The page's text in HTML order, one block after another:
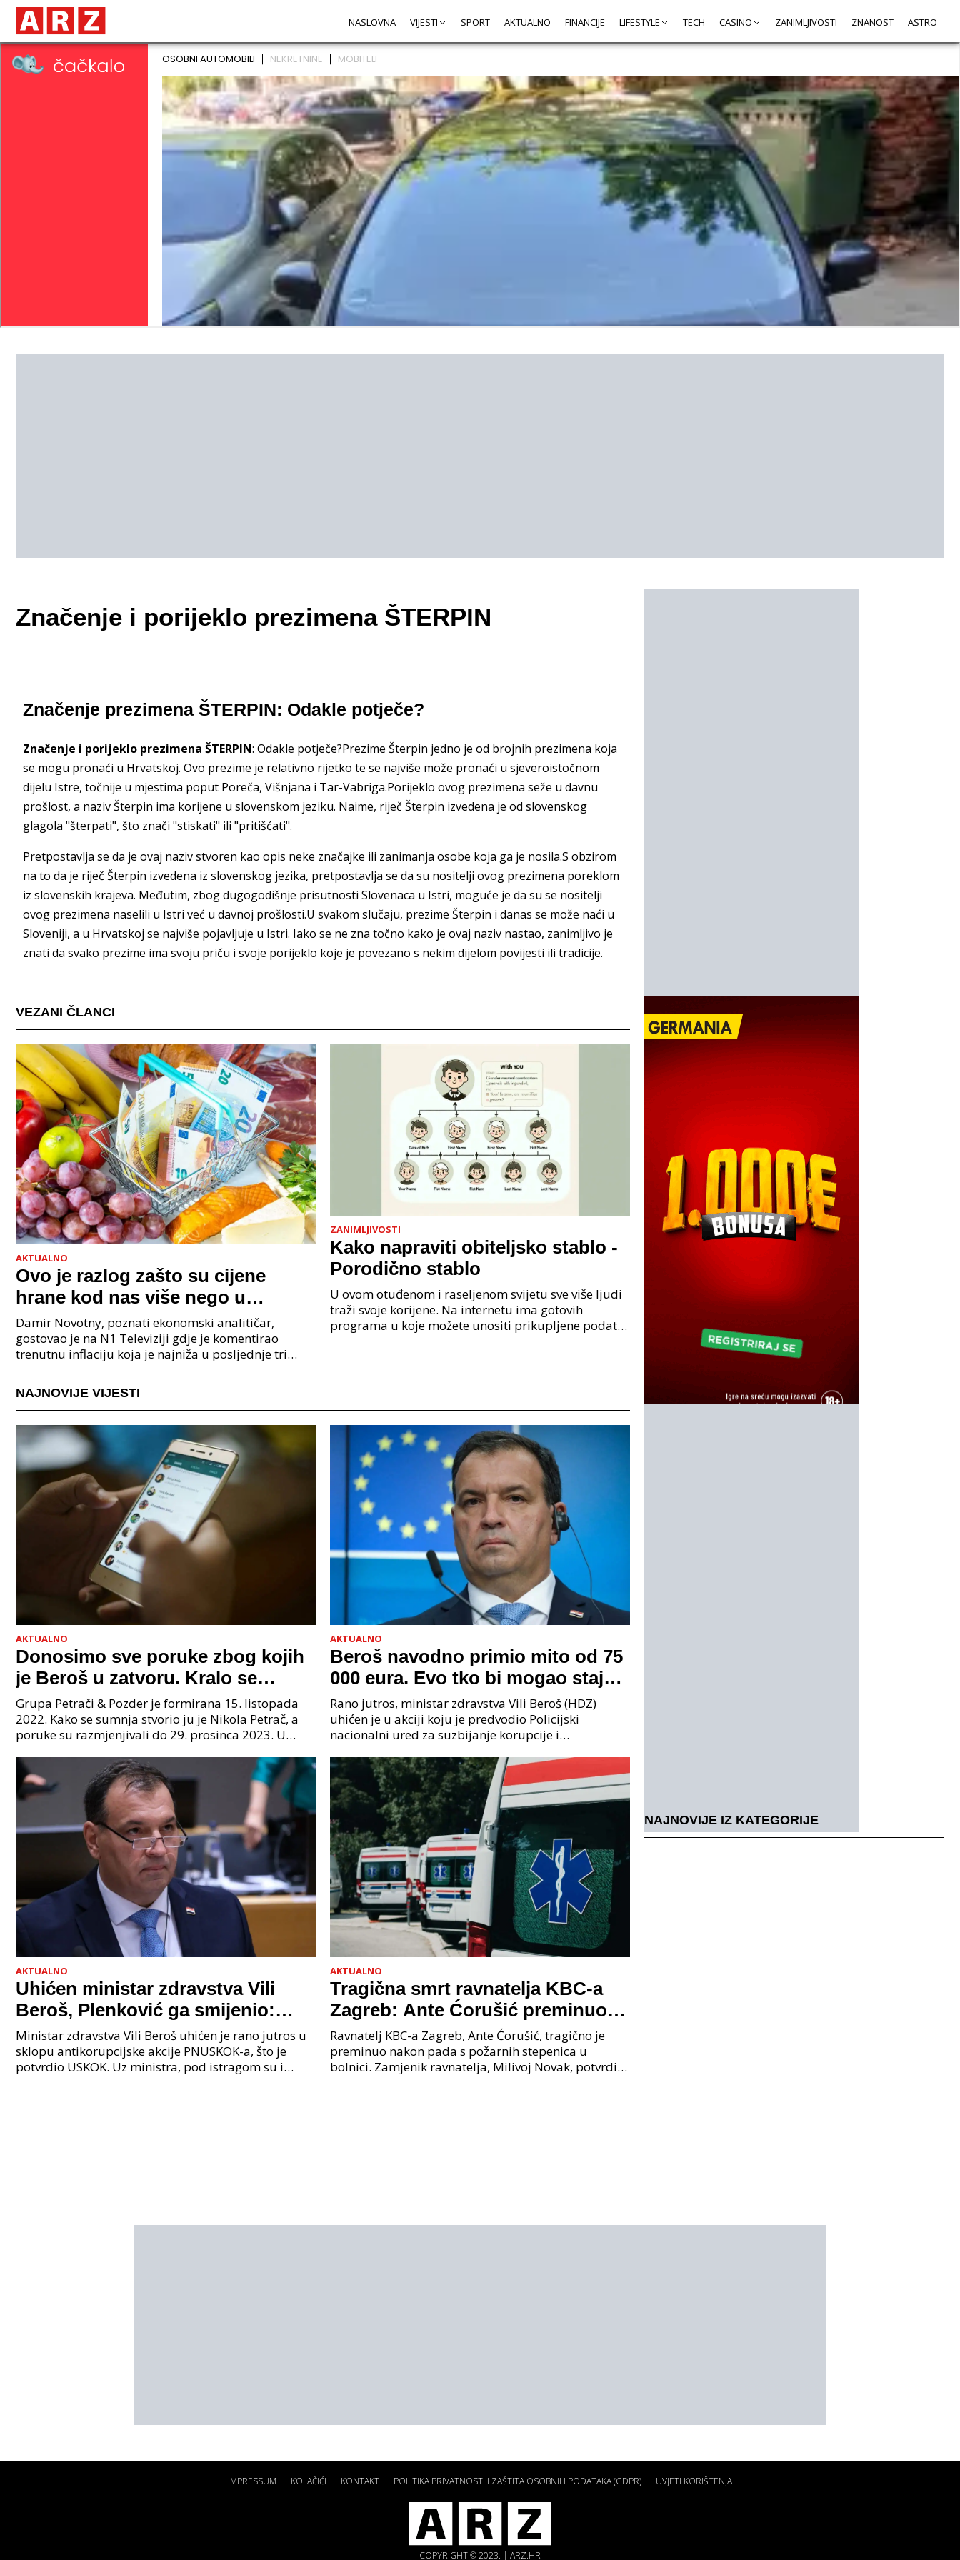
NASLOVNA VIJESTI SPORT AKTUALNO FINANCIJE LIFESTYLE TECH CASINO ZANIMLJIVOSTI ZNANOST ASTRO
Značenje i porijeklo prezimena ŠTERPIN
Značenje prezimena ŠTERPIN: Odakle potječe?
Značenje i porijeklo prezimena ŠTERPIN: Odakle potječe?Prezime Šterpin jedno je od brojnih prezimena koja
se mogu pronaći u Hrvatskoj. Ovo prezime je relativno rijetko te se najviše može pronaći u sjeveroistočnom
dijelu Istre, točnije u mjestima poput Poreča, Višnjana i Tar-Vabriga.Porijeklo ovog prezimena seže u davnu
prošlost, a naziv Šterpin ima korijene u slovenskom jeziku. Naime, riječ Šterpin izvedena je od slovenskog
glagola "šterpati", što znači "stiskati" ili "pritišćati".
Pretpostavlja se da je ovaj naziv stvoren kao opis neke značajke ili zanimanja osobe koja ga je nosila.S obzirom
na to da je riječ Šterpin izvedena iz slovenskog jezika, pretpostavlja se da su nositelji ovog prezimena poreklom
iz slovenskih krajeva. Međutim, zbog dugogodišnje prisutnosti Slovenaca u Istri, moguće je da su se nositelji
ovog prezimena naselili u Istri već u davnoj prošlosti.U svakom slučaju, prezime Šterpin i danas se može naći u
Sloveniji, a u Hrvatskoj se najviše pojavljuje u Istri. Iako se ne zna točno kako je ovaj naziv nastao, zanimljivo je
znati da svako prezime ima svoju priču i svoje porijeklo koje je povezano s nekim dijelom povijesti ili tradicije.
VEZANI ČLANCI
AKTUALNO
Ovo je razlog zašto su cijene
hrane kod nas više nego u
Sloveniji. Ekonmist otkrio, imamo
jedan fenomen
Damir Novotny, poznati ekonomski analitičar,
gostovao je na N1 Televiziji gdje je komentirao
trenutnu inflaciju koja je najniža u posljednje tri
ZANIMLJIVOSTI
Kako napraviti obiteljsko stablo -
Porodično stablo
U ovom otuđenom i raseljenom svijetu sve više ljudi
traži svoje korijene. Na internetu ima gotovih
programa u koje možete unositi prikupljene podatke
NAJNOVIJE VIJESTI
AKTUALNO
Donosimo sve poruke zbog kojih
je Beroš u zatvoru. Kralo se
godinama. Tko će iz vlade biti
sljedeći uhićen?
Grupa Petrači & Pozder je formirana 15. listopada
2022. Kako se sumnja stvorio ju je Nikola Petrač, a
poruke su razmjenjivali do 29. prosinca 2023. U
AKTUALNO
Beroš navodno primio mito od 75
000 eura. Evo tko bi mogao stajati
na čelu zločinačkog udruženja
Rano jutros, ministar zdravstva Vili Beroš (HDZ)
uhićen je u akciji koju je predvodio Policijski
nacionalni ured za suzbijanje korupcije i
priopćenju USKOK
AKTUALNO
Uhićen ministar zdravstva Vili
Beroš, Plenković ga smijenio:
Istraga USKOK-a zbog korupcije
Ministar zdravstva Vili Beroš uhićen je rano jutros u
sklopu antikorupcijske akcije PNUSKOK-a, što je
potvrdio USKOK. Uz ministra, pod istragom su i
AKTUALNO
Tragična smrt ravnatelja KBC-a
Zagreb: Ante Ćorušić preminuo
nakon pada u bolnici, policija na
mjestu događaja
Ravnatelj KBC-a Zagreb, Ante Ćorušić, tragično je
preminuo nakon pada s požarnih stepenica u
bolnici. Zamjenik ravnatelja, Milivoj Novak, potvrdio
NAJNOVIJE IZ KATEGORIJE
IMPRESSUM KOLAČIĆI KONTAKT POLITIKA PRIVATNOSTI I ZAŠTITA OSOBNIH PODATAKA (GDPR) UVJETI KORIŠTENJA
COPYRIGHT © 2023. | ARZ.HR